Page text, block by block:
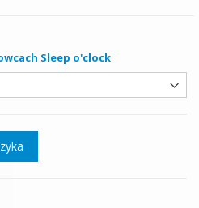
Sleep o'clock